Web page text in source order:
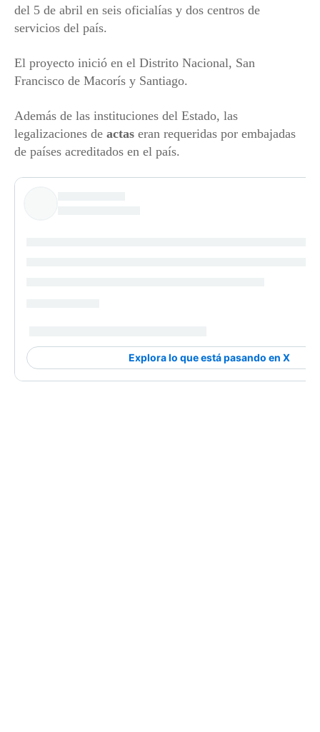
del 5 de abril en seis oficialías y dos centros de
servicios del país.
El proyecto inició en el Distrito Nacional, San
Francisco de Macorís y Santiago.
Además de las instituciones del Estado, las
legalizaciones de actas eran requeridas por embajadas
de países acreditados en el país.